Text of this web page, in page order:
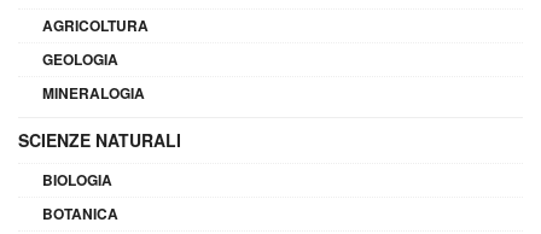
AGRICOLTURA
GEOLOGIA
MINERALOGIA
SCIENZE NATURALI
BIOLOGIA
BOTANICA